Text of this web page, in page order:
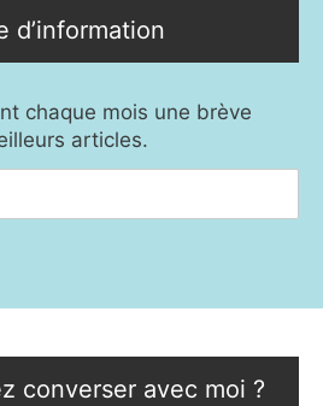
d’information
chaque mois une brève
articles.
converser avec moi ?